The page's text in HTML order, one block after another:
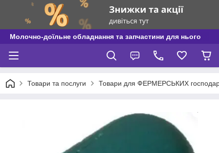
Молочно-доїльне обладнання та запчастини для нього
Товари та послуги Товари для ФЕРМЕРСЬКИХ